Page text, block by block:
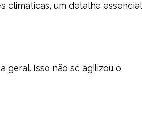
climáticas, um detalhe essencial
geral. Isso não só agilizou o